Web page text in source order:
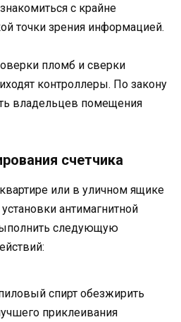
с крайне
точки зрения информацией.
пломб и сверки
контроллеры. По закону
владельцев помещения
счетчика
или в уличном ящике
антимагнитной
следующую
спирт обезжирить
приклеивания